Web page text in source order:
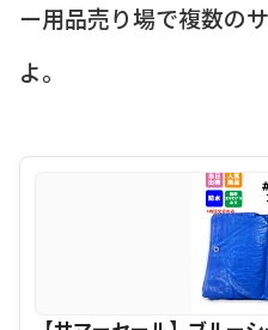
ー用品売り場で複数の
よ。